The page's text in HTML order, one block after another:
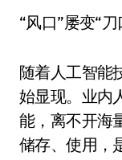
“风口”屡变“
随着人工智能
始显现。业内
能，离不开海
储存、使用，